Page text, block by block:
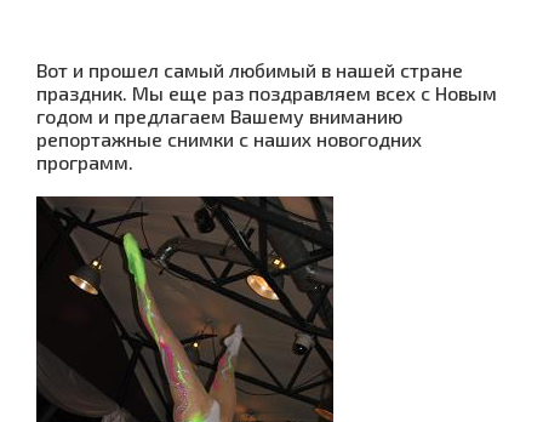
Вот и прошел самый любимый в нашей стране
праздник. Мы еще раз поздравляем всех с Новым
годом и предлагаем Вашему вниманию
репортажные снимки с наших новогодних
программ.